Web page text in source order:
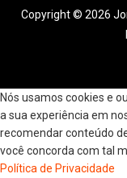
Copyright © 2026
Nós usamos cookies e
a sua experiência em
recomendar conteúdo
você concorda com tal
Política de Privacidade